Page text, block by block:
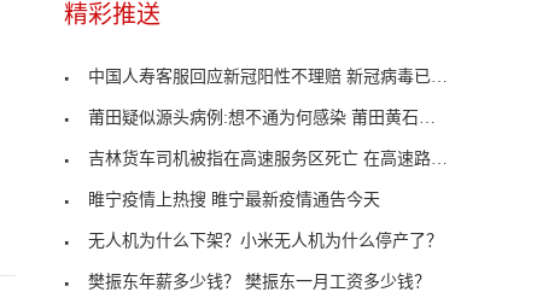
精彩推送
中国人寿客服回应新冠阳性不理赔 新冠病毒已经被定
莆田疑似源头病例:想不通为何感染 莆田黄石新增病
吉林货车司机被指在高速服务区死亡 在高速路上出了
睢宁疫情上热搜 睢宁最新疫情通告今天
无人机为什么下架？小米无人机为什么停产了？
樊振东年薪多少钱？ 樊振东一月工资多少钱？